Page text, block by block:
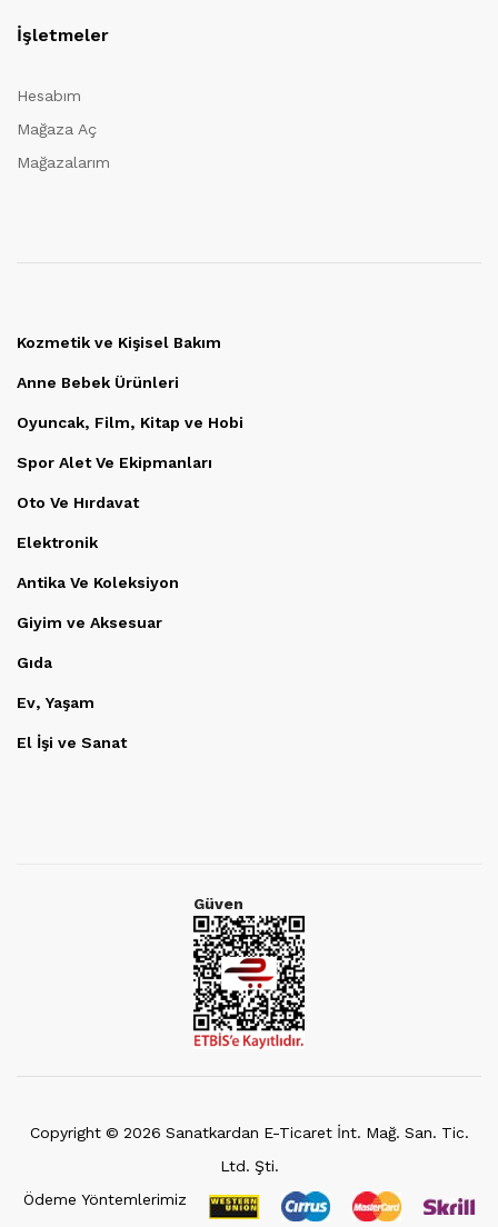
İşletmeler
Hesabım
Mağaza Aç
Mağazalarım
Kozmetik ve Kişisel Bakım
Anne Bebek Ürünleri
Oyuncak, Film, Kitap ve Hobi
Spor Alet Ve Ekipmanları
Oto Ve Hırdavat
Elektronik
Antika Ve Koleksiyon
Giyim ve Aksesuar
Gıda
Ev, Yaşam
El İşi ve Sanat
Güven
Copyright © 2026 Sanatkardan E-Ticaret İnt. Mağ. San. Tic.
Ltd. Şti.
Ödeme Yöntemlerimiz